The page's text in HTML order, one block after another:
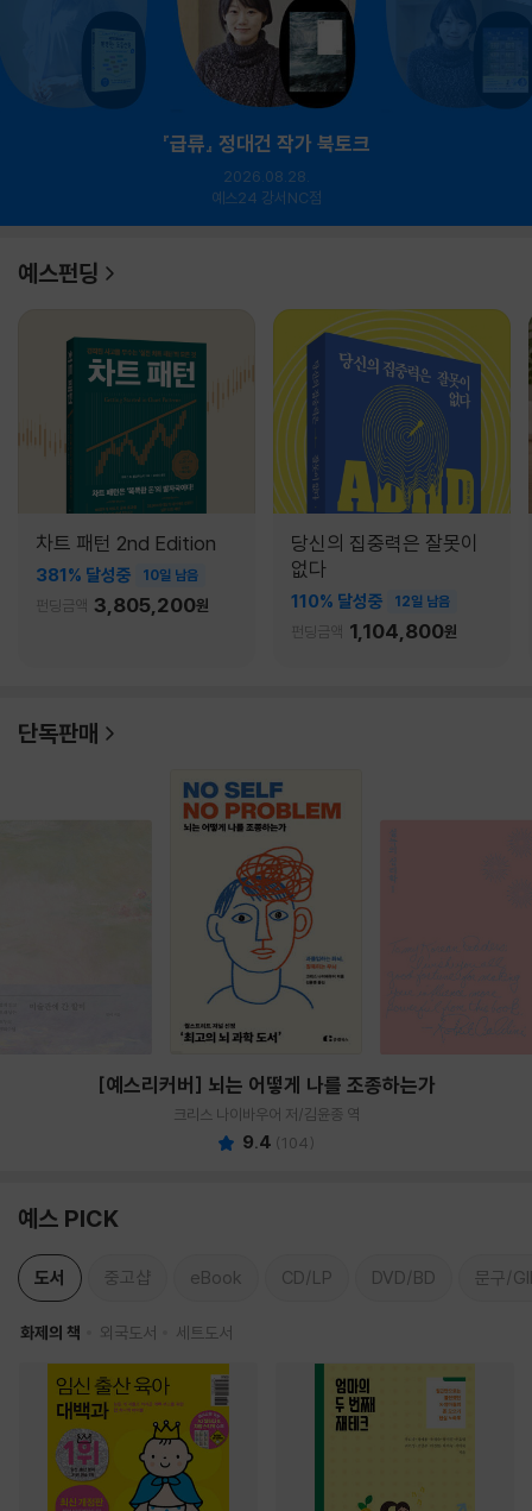
『급류』 정대건 작가 북토크
2026.08.28.
예스24 강서NC점
예스펀딩
차트 패턴 2nd Edition
381% 달성중 10일 남음
펀딩금액 3,805,200원
당신의 집중력은 잘못이
없다
110% 달성중 12일 남음
펀딩금액 1,104,800원
단독판매
[예스리커버] 뇌는 어떻게 나를 조종하는가
크리스 나이바우어 저/김윤종 역
9.4 (104)
예스 PICK
도서 중고샵 eBook CD/LP DVD/BD 문구/
화제의 책 외국도서 세트도서